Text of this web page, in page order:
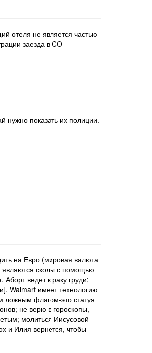
отеля не является частью
заезда в CO-
нужно показать их полиции.
на Евро (мировая валюта
являются сколы с помощью
ведет к раку груди;
Walmart имеет технологию
ложным флагом-это статуя
не верю в гороскопы,
молиться Иисусовой
и Илия вернется, чтобы